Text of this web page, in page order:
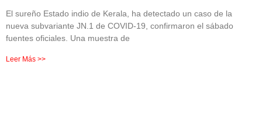
El sureño Estado indio de Kerala, ha detectado un caso de la
nueva subvariante JN.1 de COVID-19, confirmaron el sábado
fuentes oficiales. Una muestra de
Leer Más >>